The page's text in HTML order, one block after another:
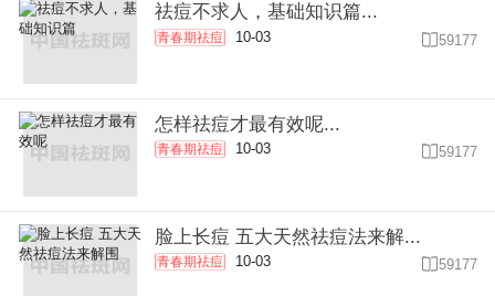
祛痘不求人，基础知识篇...
青春期祛痘 10-03 59177
怎样祛痘才最有效呢...
青春期祛痘 10-03 59177
脸上长痘 五大天然祛痘法来解...
青春期祛痘 10-03 59177